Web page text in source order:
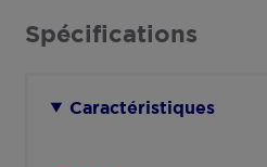
Spécifications
Caractéristiques